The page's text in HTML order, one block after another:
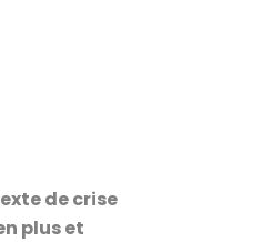
de crise
plus et